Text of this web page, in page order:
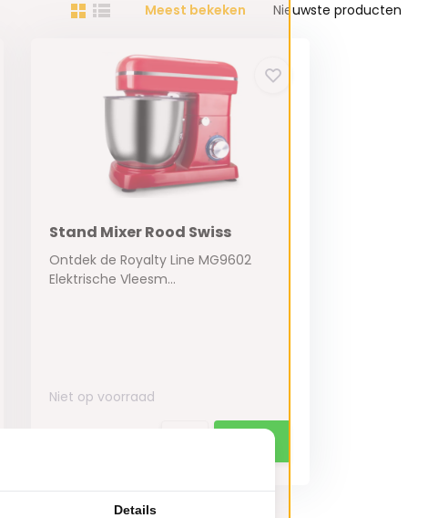
Meest bekeken Nieuwste producten
Stand Mixer Rood Swiss
Ontdek de Royalty Line MG9602
Elektrische Vleesm...
Niet op voorraad
Details